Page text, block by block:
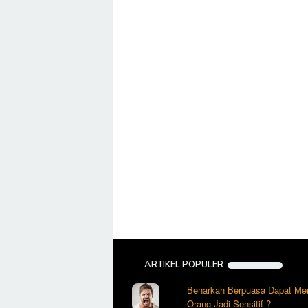
ARTIKEL POPULER
Benarkah Berpuasa Dapat
Orang Jadi Sensitif ?